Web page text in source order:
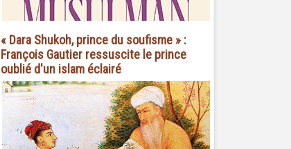
« Dara Shukoh, prince du soufisme » :
François Gautier ressuscite le prince
oublié d'un islam éclairé